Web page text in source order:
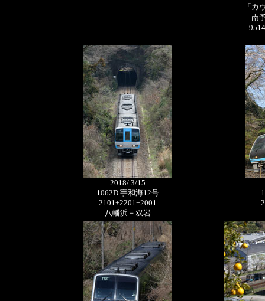
「カ
南
2018/ 3/15
1062D 宇和海12号
2101+2201+2001
八幡浜－双岩